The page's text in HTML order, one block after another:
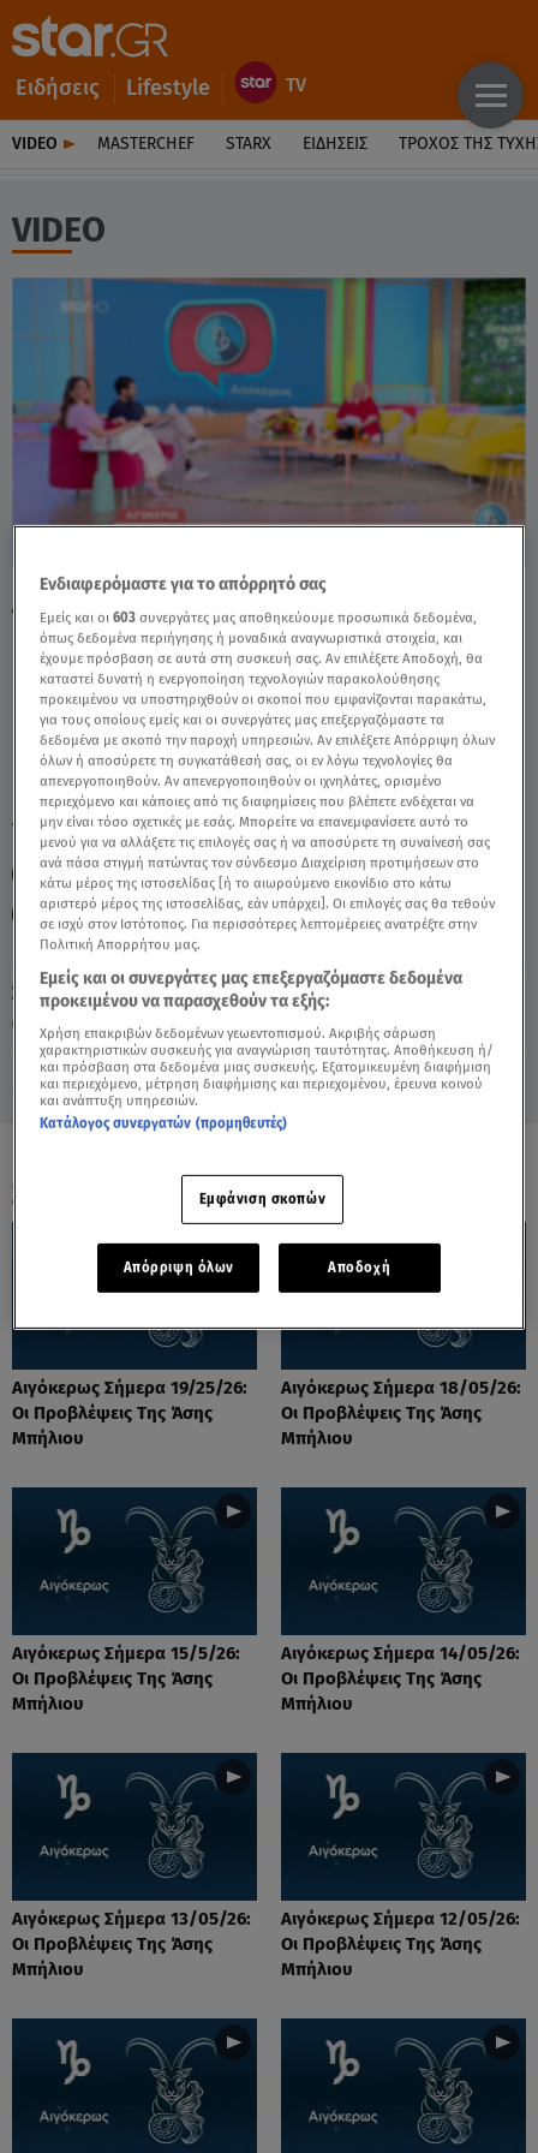
Ειδήσεις Lifestyle
VIDEO MASTERCHEF STARX ΕΙΔΉΣΕΙΣ ΤΡΟΧΌΣ ΤΗΣ
VIDEO
Σάββατο 8 Αυγούστου 2026
14.05.26, 11:47 ΖΩΔΙΑ
Αιγόκερως Σήμερα 14/05/26: Οι
Προβλέψεις Της Άσης Μπήλιου - Video
TAGS: ΖΩΔΙΑ ΖΩΔΙΑ ΑΣΗ ΜΠΗΛΙΟΥ ΑΣΗ ΜΠΗΛΙΟΥ
ΑΙΓΟΚΕΡΩΣ ΖΩΔΙΑ ΣΗΜΕΡΑ
ΑΣΤΡΟΛΟΓΙΚΕΣ ΠΡΟΒΛΕΨΕΙΣ
ΗΜΕΡΗΣΙΕΣ ΠΡΟΒΛΕΨΕΙΣ
BREAKFAST@STAR
ΟΛΑ ΤΑ ΒΙΝΤΕΟ
Αιγόκερως Σήμερα 19/25/26:
Οι Προβλέψεις Της Άσης
Μπήλιου
Αιγόκερως Σήμερα 18/05/26:
Οι Προβλέψεις Της Άσης
Μπήλιου
Αιγόκερως Σήμερα 15/5/26:
Οι Προβλέψεις Της Άσης
Μπήλιου
Αιγόκερως Σήμερα 14/05/26:
Οι Προβλέψεις Της Άσης
Μπήλιου
Αιγόκερως Σήμερα 13/05/26:
Οι Προβλέψεις Της Άσης
Μπήλιου
Αιγόκερως Σήμερα 12/05/26:
Οι Προβλέψεις Της Άσης
Μπήλιου
Ενδιαφερόμαστε για το απόρρητό σας
Εμείς και οι603 συνεργάτες μας αποθηκεύουμε προσωπικά δεδομένα,
όπως δεδομένα περιήγησης ή μοναδικά αναγνωριστικά στοιχεία, και
έχουμε πρόσβαση σε αυτά στη συσκευή σας. Αν επιλέξετε Αποδοχή, θα
καταστεί δυνατή η ενεργοποίηση τεχνολογιών παρακολούθησης
προκειμένου να υποστηριχθούν οι σκοποί που εμφανίζονται παρακάτω,
για τους οποίους εμείς και οι συνεργάτες μας επεξεργαζόμαστε τα
δεδομένα με σκοπό την παροχή υπηρεσιών. Αν επιλέξετε Απόρριψη όλων
όλων ή αποσύρετε τη συγκατάθεσή σας, οι εν λόγω τεχνολογίες θα
απενεργοποιηθούν. Αν απενεργοποιηθούν οι ιχνηλάτες, ορισμένο
περιεχόμενο και κάποιες από τις διαφημίσεις που βλέπετε ενδέχεται να
μην είναι τόσο σχετικές με εσάς. Μπορείτε να επανεμφανίσετε αυτό το
μενού για να αλλάξετε τις επιλογές σας ή να αποσύρετε τη συναίνεσή σας
ανά πάσα στιγμή πατώντας τον σύνδεσμο Διαχείριση προτιμήσεων στο
κάτω μέρος της ιστοσελίδας [ή το αιωρούμενο εικονίδιο στο κάτω
αριστερό μέρος της ιστοσελίδας, εάν υπάρχει]. Οι επιλογές σας θα τεθούν
σε ισχύ στον Ιστότοπος. Για περισσότερες λεπτομέρειες ανατρέξτε στην
Πολιτική Απορρήτου μας.
Εμείς και οι συνεργάτες μας επεξεργαζόμαστε δεδομένα
προκειμένου να παρασχεθούν τα εξής:
Χρήση επακριβών δεδομένων γεωεντοπισμού. Ακριβής σάρωση
χαρακτηριστικών συσκευής για αναγνώριση ταυτότητας. Αποθήκευση ή/
και πρόσβαση στα δεδομένα μιας συσκευής. Εξατομικευμένη διαφήμιση
και περιεχόμενο, μέτρηση διαφήμισης και περιεχομένου, έρευνα κοινού
και ανάπτυξη υπηρεσιών.
Κατάλογος συνεργατών (προμηθευτές)
Εμφάνιση σκοπών
Απόρριψη όλων Αποδοχή